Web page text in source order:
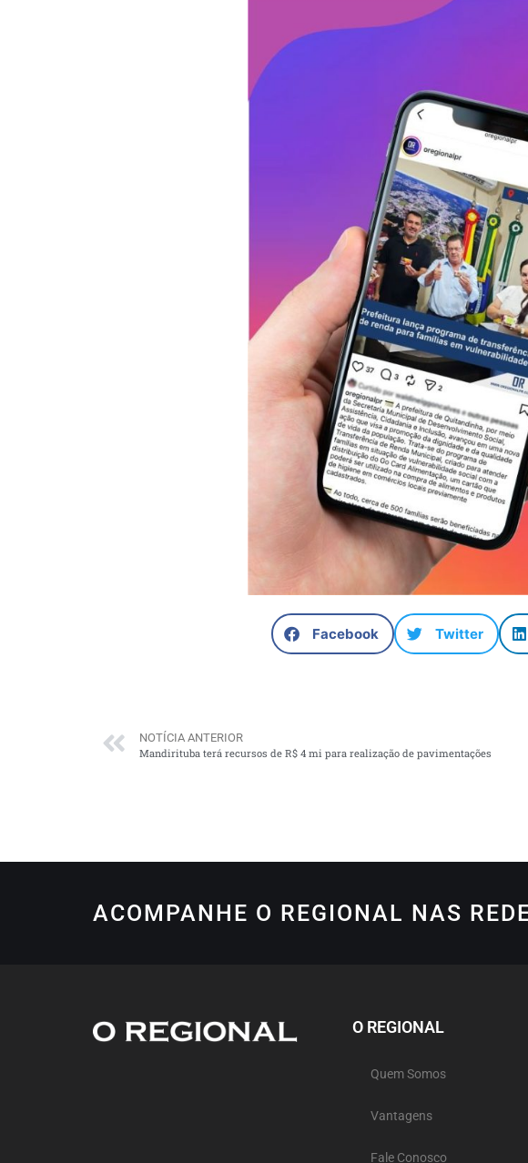
Facebook Twitter
NOTÍCIA ANTERIOR
Mandirituba terá recursos de R$ 4 mi para realização de pavimentações
ACOMPANHE O REGIONAL NAS
O REGIONAL
Quem Somos
Vantagens
Fale Conosco